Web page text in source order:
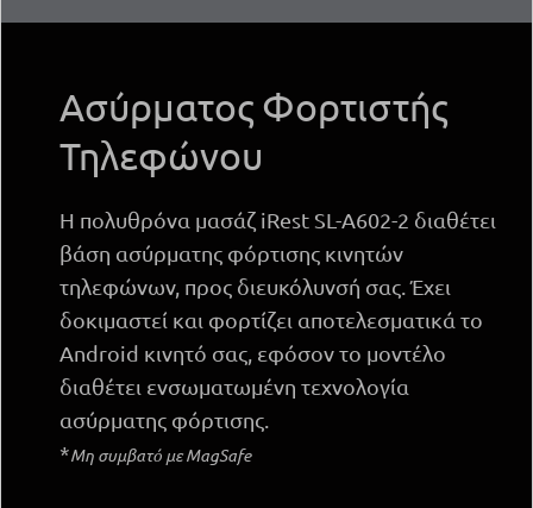
Ασύρματος Φορτιστής
Τηλεφώνου
Η πολυθρόνα μασάζ iRest SL-A602-2 διαθέτει
βάση ασύρματης φόρτισης κινητών
τηλεφώνων, προς διευκόλυνσή σας. Έχει
δοκιμαστεί και φορτίζει αποτελεσματικά το
Android κινητό σας, εφόσον το μοντέλο
διαθέτει ενσωματωμένη τεχνολογία
ασύρματης φόρτισης.
*Μη συμβατό με MagSafe